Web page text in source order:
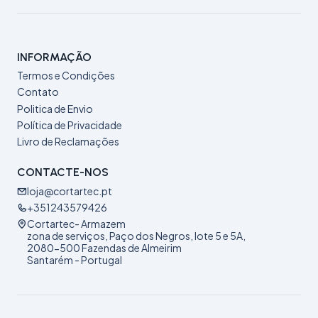
INFORMAÇÃO
Termos e Condições
Contato
Politica de Envio
Política de Privacidade
Livro de Reclamações
CONTACTE-NOS
loja@cortartec.pt
+351243579426
Cortartec- Armazem
zona de serviços, Paço dos Negros, lote 5 e 5A,
2080-500 Fazendas de Almeirim
Santarém - Portugal